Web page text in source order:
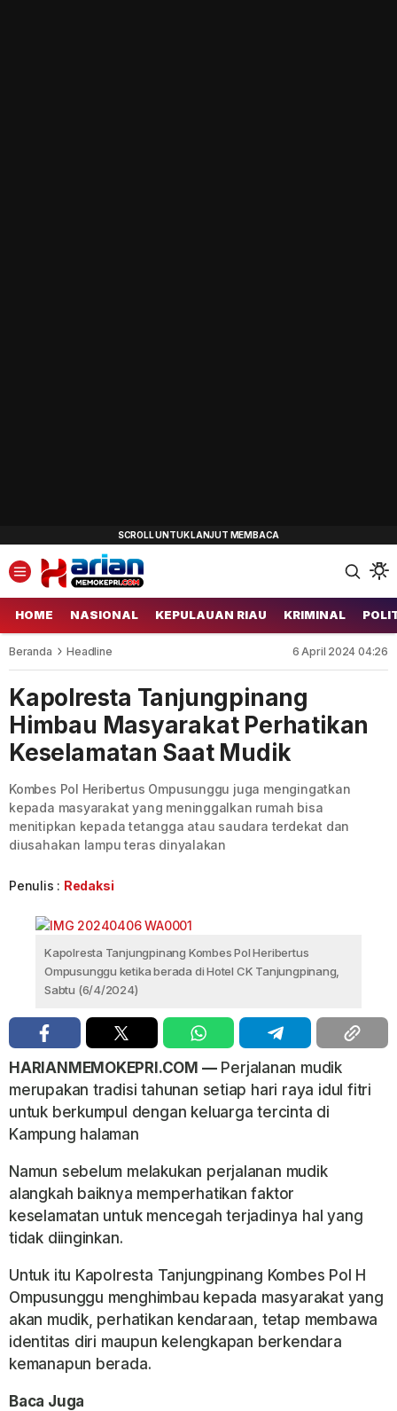
HOME NASIONAL KEPULAUAN RIAU KRIMINAL
Beranda Headline 6 April 2024 04:26
Kapolresta Tanjungpinang
Himbau Masyarakat Perhatikan
Keselamatan Saat Mudik
Kombes Pol Heribertus Ompusunggu juga mengingatkan
kepada masyarakat yang meninggalkan rumah bisa
menitipkan kepada tetangga atau saudara terdekat dan
diusahakan lampu teras dinyalakan
Penulis : Redaksi
Kapolresta Tanjungpinang Kombes Pol Heribertus
Ompusunggu ketika berada di Hotel CK Tanjungpinang,
Sabtu (6/4/2024)
HARIANMEMOKEPRI.COM —Perjalanan mudik
merupakan tradisi tahunan setiap hari raya idul fitri
untuk berkumpul dengan keluarga tercinta di
Kampung halaman
Namun sebelum melakukan perjalanan mudik
alangkah baiknya memperhatikan faktor
keselamatan untuk mencegah terjadinya hal yang
tidak diinginkan.
Untuk itu Kapolresta Tanjungpinang Kombes Pol H
Ompusunggu menghimbau kepada masyarakat yang
akan mudik, perhatikan kendaraan, tetap membawa
identitas diri maupun kelengkapan berkendara
kemanapun berada.
Baca Juga